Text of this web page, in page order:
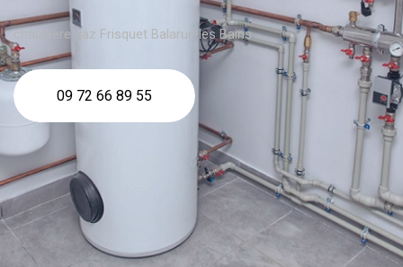
chaudière gaz Frisquet Balaruc les Bains
09 72 66 89 55